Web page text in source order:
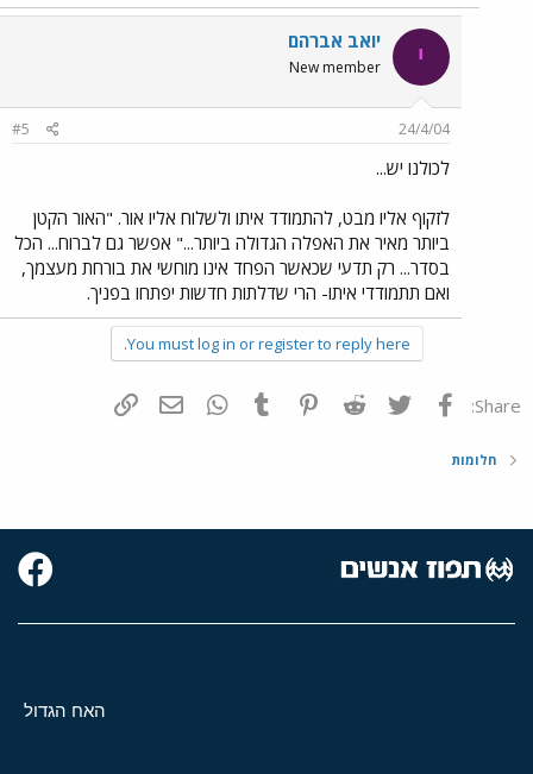
י יואב אברהם
New member
24/4/04
#5
לכולנו יש...
לזקוף אליו מבט, להתמודד איתו ולשלוח אליו אור. "האור הקטן
ביותר מאיר את האפלה הגדולה ביותר..." אפשר גם לברוח... הכל
בסדר... רק תדעי שכאשר הפחד אינו מוחשי את בורחת מעצמך,
ואם תתמודדי איתו- הרי שדלתות חדשות יפתחו בפניך.
You must log in or register to reply here.
Share: פייסבוק Twitter
Reddit
Pinterest
Tumblr
WhatsAppדואר אלקטרוני
חלומות
האח הגדול